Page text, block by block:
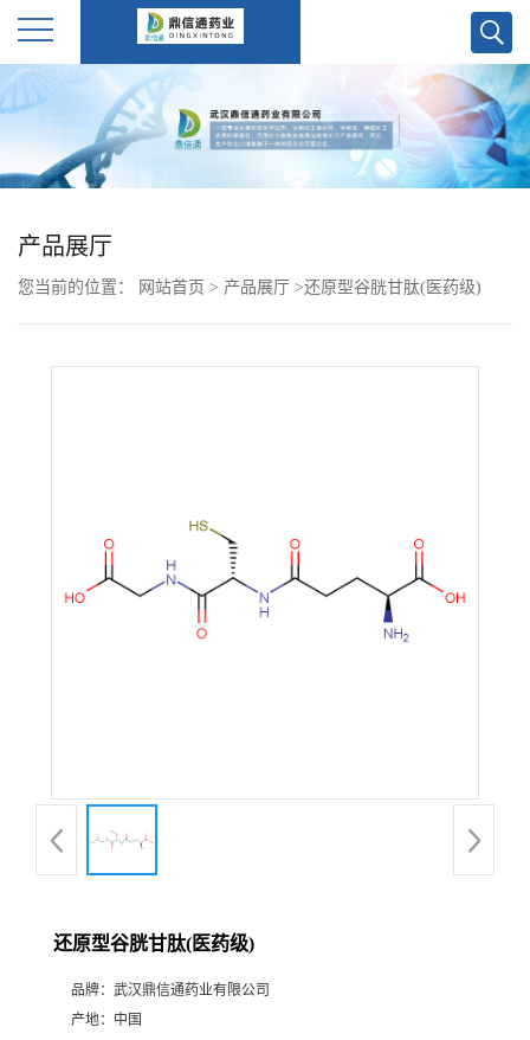
公
产
产品展厅
您当前的位置： 网站首页 > 产品展厅 >还原型谷胱甘肽(医药级)
还原型谷胱甘肽(医药级)
品牌： 武汉鼎信通药业有限公司
产地： 中国